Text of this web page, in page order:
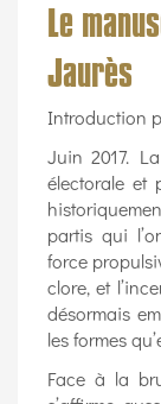
Le
Jaurès
Introduction
Juin 2017.
électorale et
partis qui
force
clore, et
désormais
les formes
Face à la